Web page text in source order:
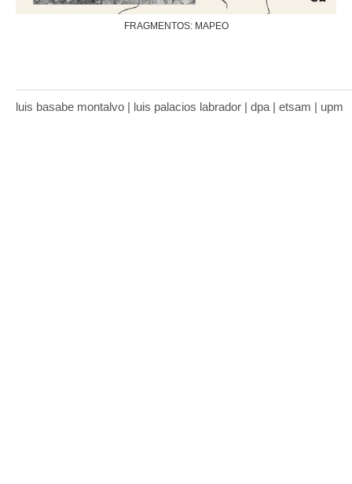
FRAGMENTOS: MAPEO
luis basabe montalvo | luis palacios labrador | dpa | etsam | upm